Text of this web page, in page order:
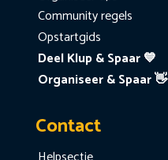
Community regels
Opstartgids
Deel Klup & Spaar 💙
Organiseer & Spaar 👋
Contact